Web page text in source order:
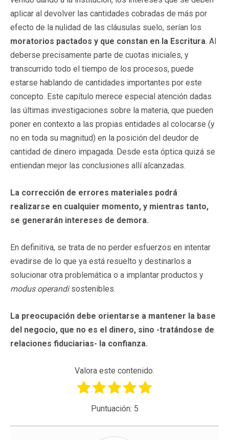
aplicar al devolver las cantidades cobradas de más por
efecto de la nulidad de las cláusulas suelo, serían los
moratorios pactados y que constan en la Escritura. Al
deberse precisamente parte de cuotas iniciales, y
transcurrido todo el tiempo de los procesos, puede
estarse hablando de cantidades importantes por este
concepto. Este capítulo merece especial atención dadas
las últimas investigaciones sobre la materia, que pueden
poner en contexto a las propias entidades al colocarse (y
no en toda su magnitud) en la posición del deudor de
cantidad de dinero impagada. Desde esta óptica quizá se
entiendan mejor las conclusiones allí alcanzadas.
La corrección de errores materiales podrá
realizarse en cualquier momento, y mientras tanto,
se generarán intereses de demora.
En definitiva, se trata de no perder esfuerzos en intentar
evadirse de lo que ya está resuelto y destinarlos a
solucionar otra problemática o a implantar productos y
modus operandisostenibles.
La preocupación debe orientarse a mantener la base
del negocio, que no es el dinero, sino -tratándose de
relaciones fiduciarias- la confianza.
Valora este contenido.
Puntuación: 5